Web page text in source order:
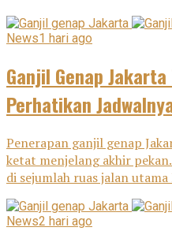
News1 hari ago
Ganjil Genap
Perhatikan
Penerapan ganjil genap
ketat menjelang akhir
di sejumlah ruas jalan utama
News2 hari ago